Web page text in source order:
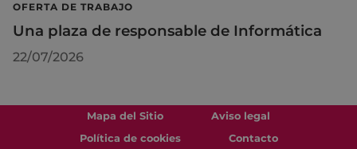
OFERTA DE TRABAJO
Una plaza de responsable de Informática
22/07/2026
Mapa del Sitio
Aviso legal
Política de cookies
Contacto